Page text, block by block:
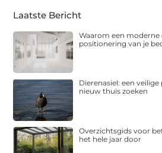
Laatste Bericht
Waarom een
positionering van je
Dierenasiel: een
nieuw thuis zoeken
Overzichtsgids voor
het hele jaar door